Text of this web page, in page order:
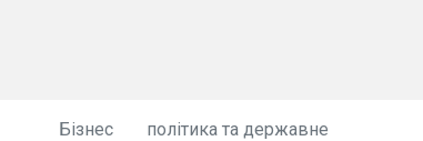
Бізнес
політика та державне